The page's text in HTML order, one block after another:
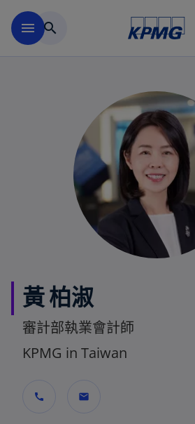
menu search
黃 柏淑
審計部執業會計師
KPMG in Taiwan
call mail